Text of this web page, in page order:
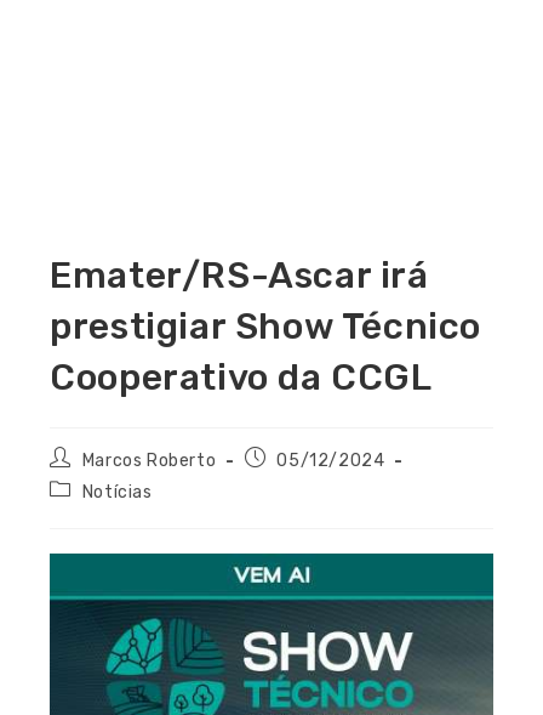
Emater/RS-Ascar irá
prestigiar Show Técnico
Cooperativo da CCGL
Marcos Roberto
05/12/2024
Notícias